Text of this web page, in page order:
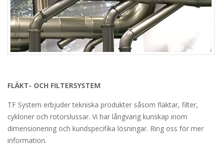
FLÄKT- OCH FILTERSYSTEM
TF System erbjuder tekniska produkter såsom fläktar, filter,
cykloner och rotorslussar. Vi har långvarig kunskap inom
dimensionering och kundspecifika lösningar. Ring oss för mer
information.